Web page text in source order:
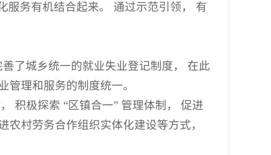
服务有机结合起来。 通过示范引领， 有
了城乡统一的就业失业登记制度， 在此
理和服务的制度统一。
积极探索 “区镇合一” 管理体制， 促进
村劳务合作组织实体化建设等方式，